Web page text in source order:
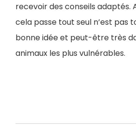
recevoir des conseils adaptés.
cela passe tout seul n’est pas
bonne idée et peut-être très
animaux les plus vulnérables.